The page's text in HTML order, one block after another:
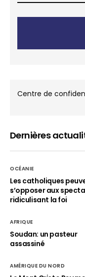
Centre de
Dernières
OCÉANIE
Les catholiques
s’opposer aux
ridiculisant la foi
AFRIQUE
Soudan: un pasteur
assassiné
AMÉRIQUE DU NORD